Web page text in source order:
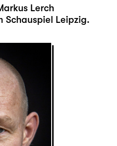
Lerch
Schauspiel Leipzig.